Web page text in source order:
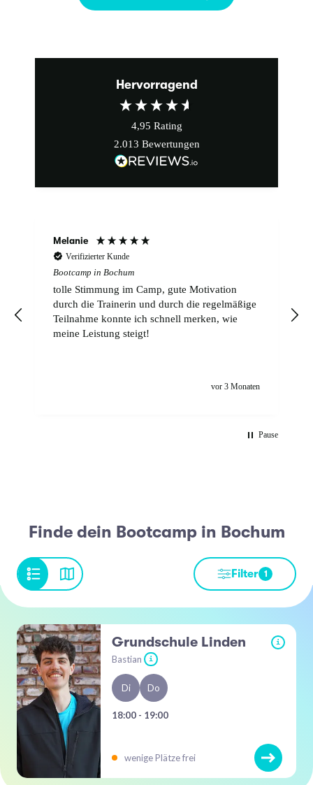
Hervorragend
4,95 Rating
2.013 Bewertungen
Melanie
Verifizierter Kunde
Bootcamp in Bochum
tolle Stimmung im Camp, gute Motivation
durch die Trainerin und durch die regelmäßige
Teilnahme konnte ich schnell merken, wie
meine Leistung steigt!
vor 3 Monaten
Pause
Finde dein Bootcamp in Bochum
Filter 1
Grundschule Linden i
Bastian i
Di Do
18:00 - 19:00
wenige Plätze frei